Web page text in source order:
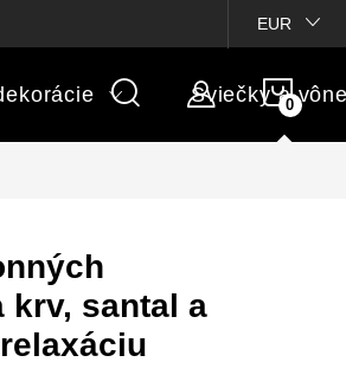
Vlastné popisy produktov
EUR
Sviečky a
krv, santal a